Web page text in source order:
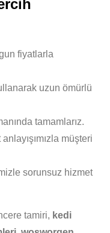
fiyatlarla
uzun ömürlü
tamamlarız.
müşteri
sorunsuz hizmet
tamiri, kedi